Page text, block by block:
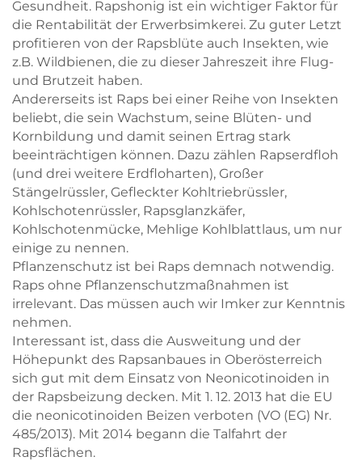
Gesundheit. Rapshonig ist ein wichtiger Faktor für
die Rentabilität der Erwerbsimkerei. Zu guter Letzt
profitieren von der Rapsblüte auch Insekten, wie
z.B. Wildbienen, die zu dieser Jahreszeit ihre Flug-
und Brutzeit haben.
Andererseits ist Raps bei einer Reihe von Insekten
beliebt, die sein Wachstum, seine Blüten- und
Kornbildung und damit seinen Ertrag stark
beeinträchtigen können. Dazu zählen Rapserdfloh
(und drei weitere Erdfloharten), Großer
Stängelrüssler, Gefleckter Kohltriebrüssler,
Kohlschotenrüssler, Rapsglanzkäfer,
Kohlschotenmücke, Mehlige Kohlblattlaus, um nur
einige zu nennen.
Pflanzenschutz ist bei Raps demnach notwendig.
Raps ohne Pflanzenschutzmaßnahmen ist
irrelevant. Das müssen auch wir Imker zur Kenntnis
nehmen.
Interessant ist, dass die Ausweitung und der
Höhepunkt des Rapsanbaues in Oberösterreich
sich gut mit dem Einsatz von Neonicotinoiden in
der Rapsbeizung decken. Mit 1. 12. 2013 hat die EU
die neonicotinoiden Beizen verboten (VO (EG) Nr.
485/2013). Mit 2014 begann die Talfahrt der
Rapsflächen.